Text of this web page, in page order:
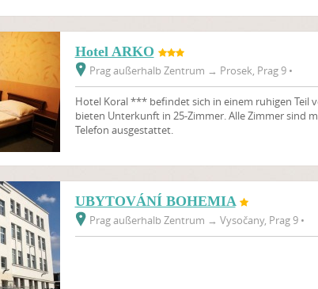
Hotel ARKO
Prag außerhalb Zentrum → Prosek, Prag 9 •
Hotel Koral *** befindet sich in einem ruhigen Teil
bieten Unterkunft in 25-Zimmer. Alle Zimmer sind
Telefon ausgestattet.
UBYTOVÁNÍ BOHEMIA
Prag außerhalb Zentrum → Vysočany, Prag 9 •